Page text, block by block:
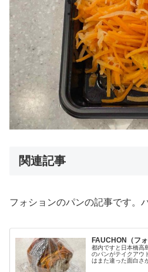
関連記事
フォションのパンの記事です。
FAUCHON（フ
都内ですと日本橋高
のパンがテイクアウ
はまた違った面白さ